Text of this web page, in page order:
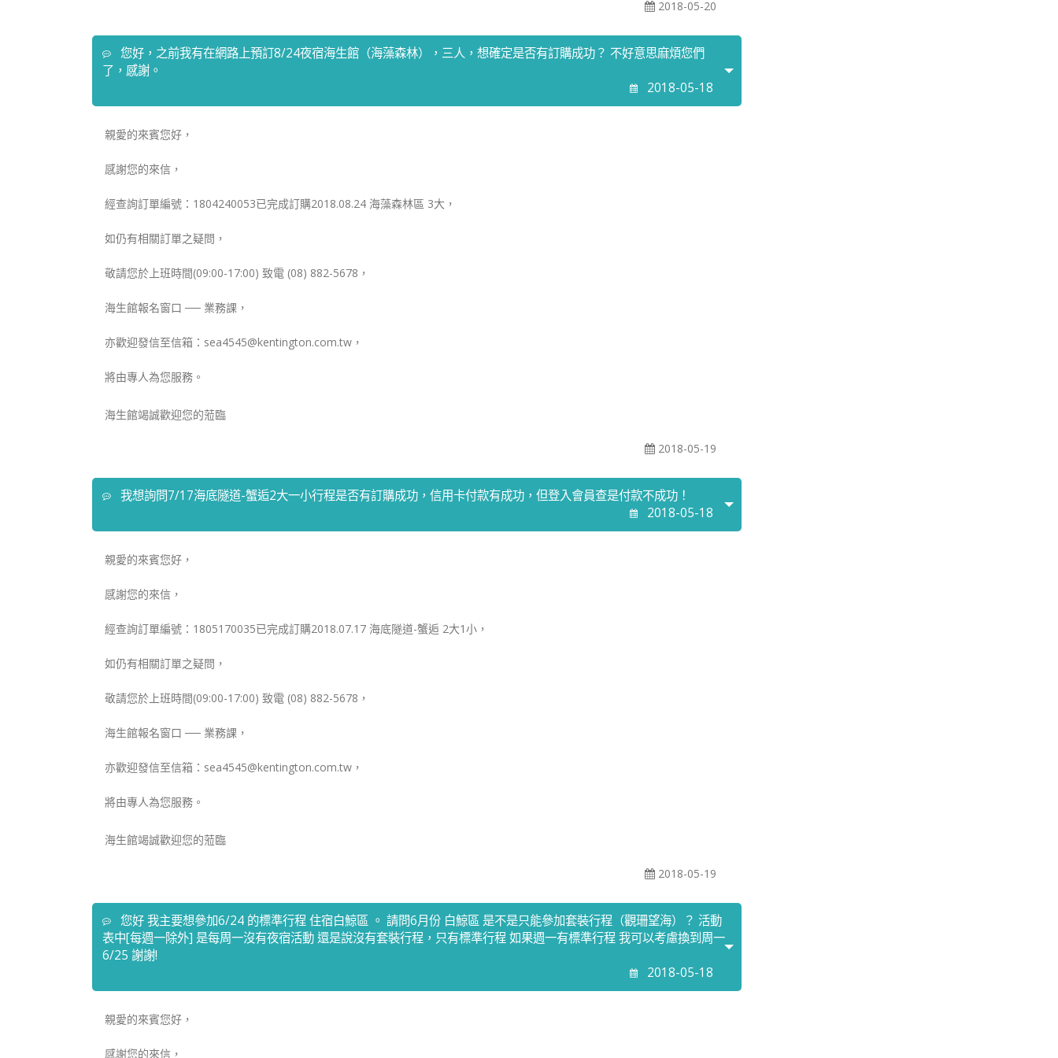
2018-05-20
您好，之前我有在網路上預訂8/24夜宿海生館（海藻森林），三人，想確定是否有訂購成功？ 不好意思麻煩您們
了，感謝。
2018-05-18
親愛的來賓您好，
感謝您的來信，
經查詢訂單編號：1804240053已完成訂購2018.08.24 海藻森林區 3大，
如仍有相關訂單之疑問，
敬請您於上班時間(09:00-17:00) 致電 (08) 882-5678，
海生館報名窗口 ── 業務課，
亦歡迎發信至信箱：sea4545@kentington.com.tw，
將由專人為您服務。
海生館竭誠歡迎您的蒞臨
2018-05-19
我想詢問7/17海底隧道-蟹逅2大一小行程是否有訂購成功，信用卡付款有成功，但登入會員查是付款不成功！
2018-05-18
親愛的來賓您好，
感謝您的來信，
經查詢訂單編號：1805170035已完成訂購2018.07.17 海底隧道-蟹逅 2大1小，
如仍有相關訂單之疑問，
敬請您於上班時間(09:00-17:00) 致電 (08) 882-5678，
海生館報名窗口 ── 業務課，
亦歡迎發信至信箱：sea4545@kentington.com.tw，
將由專人為您服務。
海生館竭誠歡迎您的蒞臨
2018-05-19
您好 我主要想參加6/24 的標準行程 住宿白鯨區 。 請問6月份 白鯨區 是不是只能參加套裝行程（觀珊望海）？ 活動
表中[每週一除外] 是每周一沒有夜宿活動 還是說沒有套裝行程，只有標準行程 如果週一有標準行程 我可以考慮換到周一
6/25 謝謝!
2018-05-18
親愛的來賓您好，
感謝您的來信，